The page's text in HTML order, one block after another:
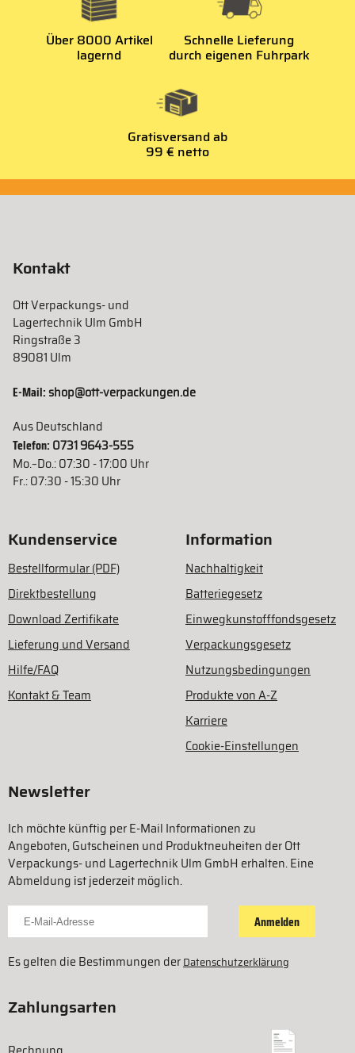
Über 8000 Artikel
lagernd
Schnelle Lieferung
durch eigenen Fuhrpark
Gratisversand ab
99 € netto
Kontakt
Ott Verpackungs- und
Lagertechnik Ulm GmbH
Ringstraße 3
89081 Ulm
E-Mail:shop@ott-verpackungen.de
Aus Deutschland
Telefon: 0731 9643-555
Mo.–Do.: 07:30 - 17:00 Uhr
Fr.: 07:30 - 15:30 Uhr
Kundenservice
Bestellformular (PDF)
Direktbestellung
Download Zertifikate
Lieferung und Versand
Hilfe/FAQ
Kontakt & Team
Information
Nachhaltigkeit
Batteriegesetz
Einwegkunstofffondsgesetz
Verpackungsgesetz
Nutzungsbedingungen
Produkte von A-Z
Karriere
Cookie-Einstellungen
Newsletter
Ich möchte künftig per E-Mail Informationen zu
Angeboten, Gutscheinen und Produktneuheiten der Ott
Verpackungs- und Lagertechnik Ulm GmbH erhalten. Eine
Abmeldung ist jederzeit möglich.
Für Newsletter anmelden
Anmelden
Es gelten die Bestimmungen derDatenschutzerklärung
Zahlungsarten